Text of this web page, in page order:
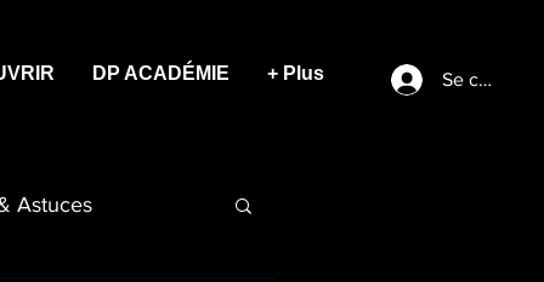
DP ACADÉMIE + Plus Se
Astuces